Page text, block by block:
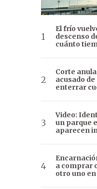
El frío
descenso
cuánto
Corte
acusado
enterrar
Video:
un parque
aparecen
a comprar
otro uno en